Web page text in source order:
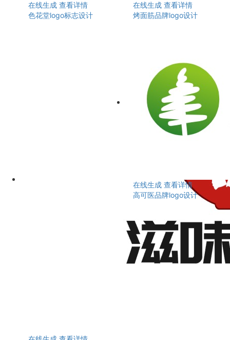
在线生成 查看详情
色花堂logo标志设计
在线生成 查看详情
烤面筋品牌logo设计
在线生成 查看详情
高可医品牌logo设计